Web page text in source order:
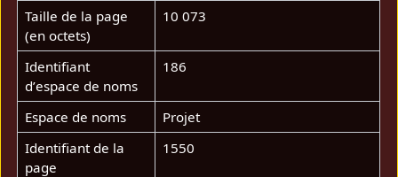
Taille de la page
(en octets)
10 073
Identifiant
dʼespace de noms
186
Espace de noms
Projet
Identifiant de la
page
1550